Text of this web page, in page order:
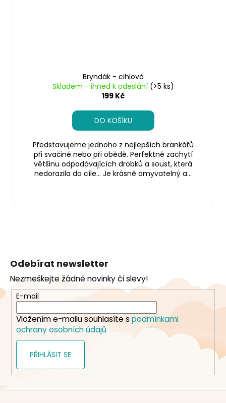
Bryndák - cihlová
Skladem - ihned k odeslání (>5 ks)
199 Kč
DO KOŠÍKU
Představujeme jednoho z nejlepších brankářů
při svačině nebo při obědě. Perfektně zachytí
většinu odpadávajících drobků a soust, která
nedorazila do cíle… Je krásně omyvatelný a...
a
t
Odebírat newsletter
Nezmeškejte žádné novinky či slevy!
E-mail
Vložením e-mailu souhlasíte s podmínkami
ochrany osobních údajů
PŘIHLÁSIT SE